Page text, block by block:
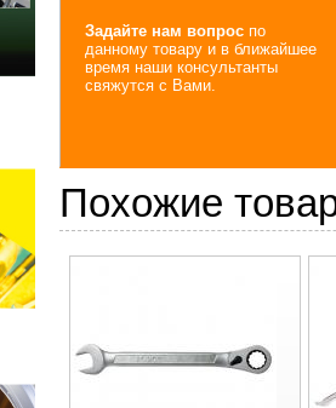
Задайте нам вопрос по
данному товару и в ближайшее
время наши консультанты
свяжутся с Вами.
Похожие